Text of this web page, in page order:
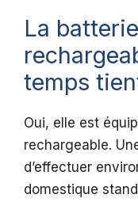
La
temps
Oui, elle est
rechargeable.
d’effectuer
domestique